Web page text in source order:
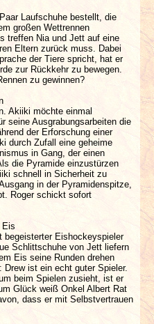
Laufschuhe bestellt, die
großen Wettrennen
treffen Nia und Jett auf eine
Eltern zurück muss. Dabei
der Tiere spricht, hat er
zur Rückkehr zu bewegen.
zu gewinnen?
Akiiki möchte einmal
seine Ausgrabungsarbeiten die
der Erforschung einer
durch Zufall eine geheime
in Gang, der einen
die Pyramide einzustürzen
schnell in Sicherheit zu
in der Pyramidenspitze,
Roger schickt sofort
Eis
begeisterter Eishockeyspieler
Schlittschuhe von Jett liefern
Eis seine Runden drehen
ist ein echt guter Spieler.
beim Spielen zusieht, ist er
Glück weiß Onkel Albert Rat
dass er mit Selbstvertrauen